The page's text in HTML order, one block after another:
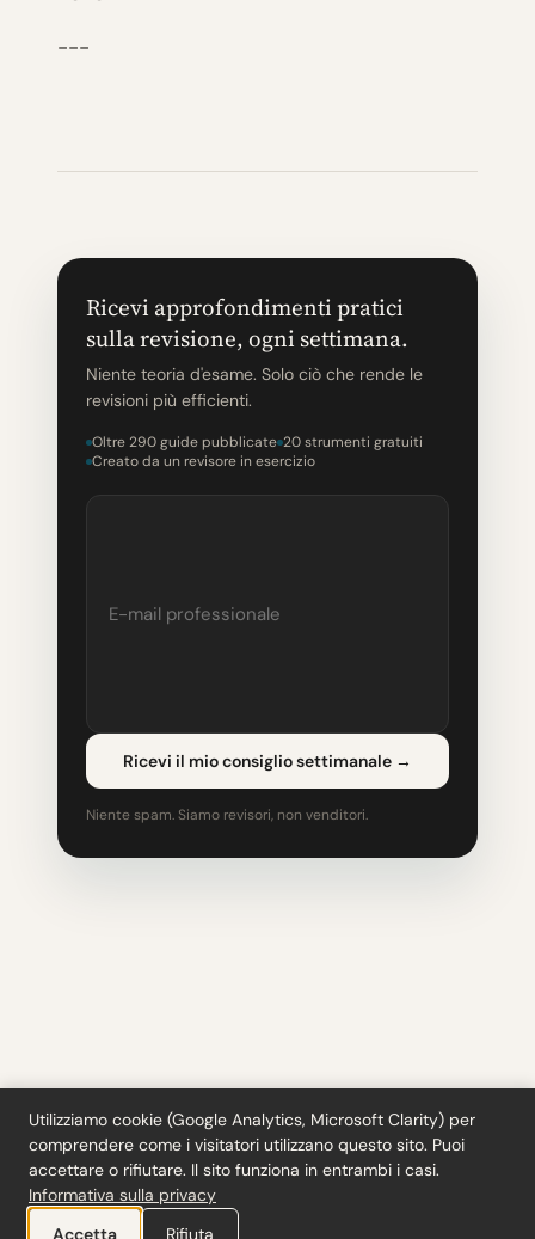
---
Ricevi approfondimenti pratici
sulla revisione, ogni settimana.
Niente teoria d'esame. Solo ciò che rende le
revisioni più efficienti.
Oltre 290 guide pubblicate 20 strumenti gratuiti
Creato da un revisore in esercizio
Ricevi il mio consiglio settimanale →
Niente spam. Siamo revisori, non venditori.
Strumenti·Blog·Glossario·Iscriviti·Privacy·Rimborsi·Termini·
Cookie settings
© 2026 ciferi · 92458378
Utilizziamo cookie (Google Analytics, Microsoft Clarity) per
comprendere come i visitatori utilizzano questo sito. Puoi
accettare o rifiutare. Il sito funziona in entrambi i casi.
Informativa sulla privacy
Accetta
Rifiuta